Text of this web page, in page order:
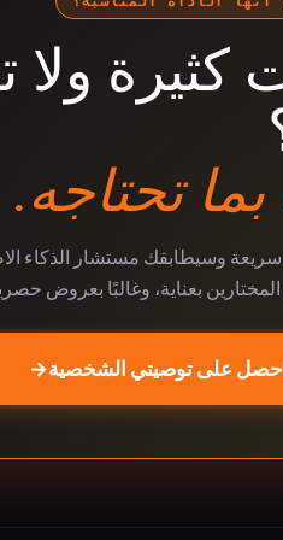
كثيرة ولا
بما تحتاجه.
أسئلة سريعة وسيطابقك مستشار الذكاء
بعناية، وغالبًا بعروض
على توصيتي الشخصية→